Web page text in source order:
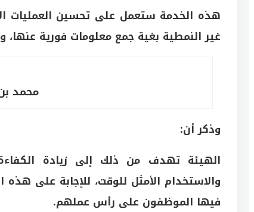
هذه الخدمة ستعمل على تحسين العمليات
غير النمطية بغية جمع معلومات فورية
محمد
وذكر أن:
الهيئة تهدف من ذلك إلى زيادة
والاستخدام الأمثل للوقت، للإجابة على
فيها الموظفون على رأس عملهم.